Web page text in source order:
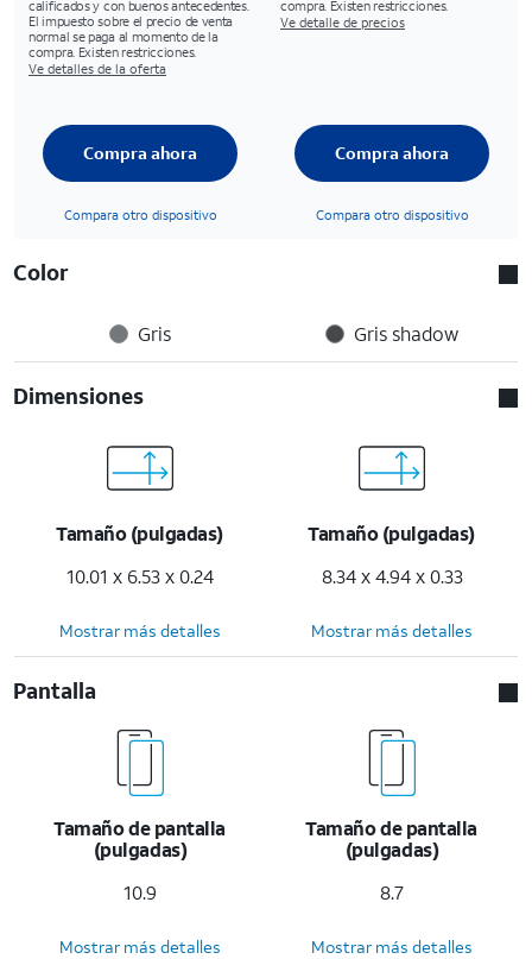
calificados y con buenos antecedentes.
El impuesto sobre el precio de venta
normal se paga al momento de la
compra. Existen restricciones.
Ve detalles de la oferta
compra. Existen restricciones.
Ve detalle de precios
Compra ahora
Compara otro dispositivo
Compra ahora
Compara otro dispositivo
Color
Gris Gris shadow
Dimensiones
Tamaño (pulgadas)
10.01 x 6.53 x 0.24
Tamaño (pulgadas)
8.34 x 4.94 x 0.33
Mostrar más detalles Mostrar más detalles
Pantalla
Tamaño de pantalla
(pulgadas)
10.9
Tamaño de pantalla
(pulgadas)
8.7
Mostrar más detalles Mostrar más detalles